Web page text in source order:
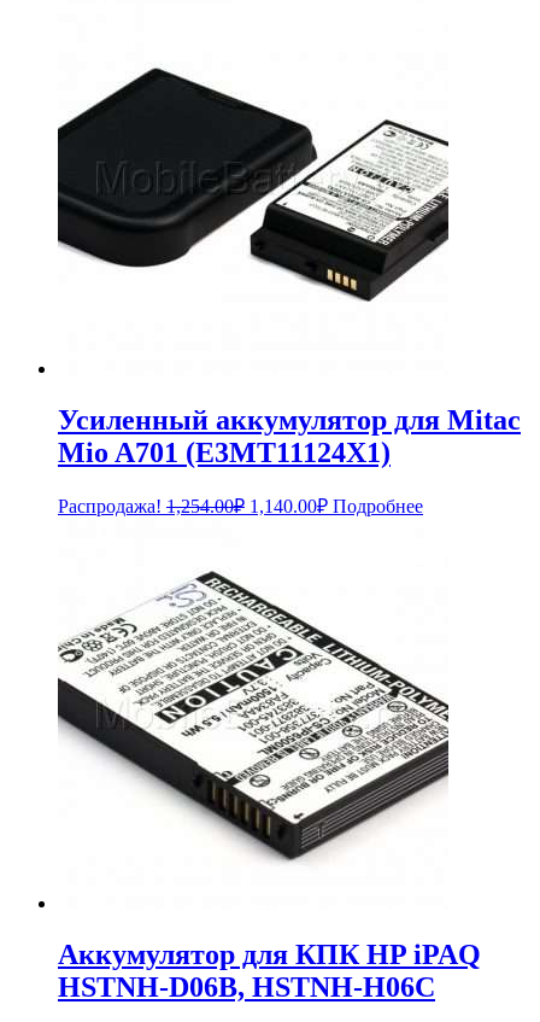
Усиленный аккумулятор для Mitac
Mio A701 (E3MT11124X1)
Распродажа! 1,254.00₽ Первоначальная
1,140.00₽Текущая
Подробнее
Аккумулятор для КПК HP iPAQ
HSTNH-D06B, HSTNH-H06C